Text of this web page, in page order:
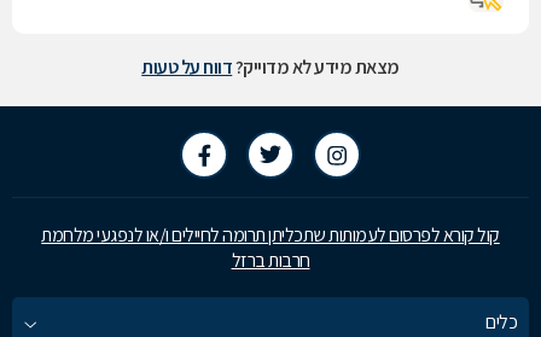
מצאת מידע לא מדוייק?דווח על טעות
קול קורא לפרסום לעמותות שתכליתן תרומה לחיילים ו/או לנפגעי מלחמת
חרבות ברזל
כלים